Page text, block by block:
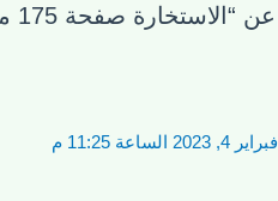
فبراير 4, 2023 الساعة 11:25 م